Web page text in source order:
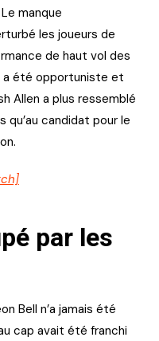
manque
les joueurs de
de haut vol des
a été opportuniste et
Allen a plus ressemblé
qu’au candidat pour le
par les
Bell n’a jamais été
cap avait été franchi